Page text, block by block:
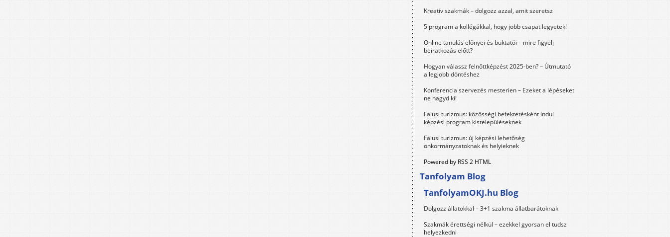
Kreatív szakmák – dolgozz azzal, amit szeretsz
5 program a kollégákkal, hogy jobb csapat legyetek!
Online tanulás előnyei és buktatói – mire figyelj
beiratkozás előtt?
Hogyan válassz felnőttképzést 2025-ben? – Útmutató
a legjobb döntéshez
Konferencia szervezés mesterien – Ezeket a lépéseket
ne hagyd ki!
Falusi turizmus: közösségi befektetésként indul
képzési program kistelepüléseknek
Falusi turizmus: új képzési lehetőség
önkormányzatoknak és helyieknek
Powered by RSS 2 HTML
Tanfolyam Blog
TanfolyamOKJ.hu Blog
Dolgozz állatokkal – 3+1 szakma állatbarátoknak
Szakmák érettségi nélkül – ezekkel gyorsan el tudsz
helyezkedni